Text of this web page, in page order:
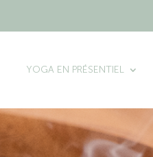
YOGA EN PRÉSENTIEL